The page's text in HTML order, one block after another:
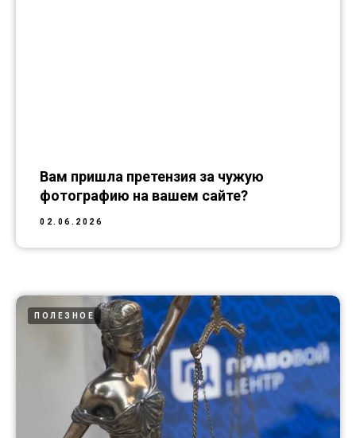
Вам пришла претензия за чужую
фотографию на вашем сайте?
02.06.2026
ПОЛЕЗНОЕ